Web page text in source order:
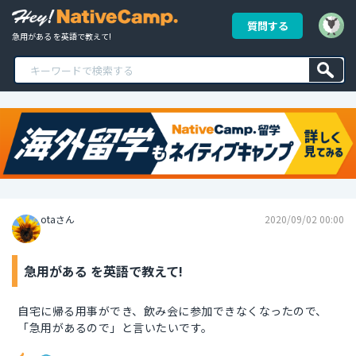
急用がある を英語で教えて!
質問する
otaさん 2020/09/02 00:00
急用がある を英語で教えて!
自宅に帰る用事ができ、飲み会に参加できなくなったので、
「急用があるので」と言いたいです。